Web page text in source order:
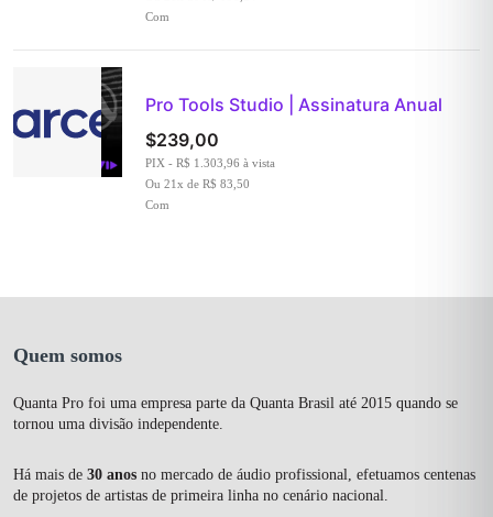
Com
Pro Tools Studio | Assinatura Anual
$239,00
PIX - R$ 1.303,96 à vista
Ou 21x de R$ 83,50
Com
Quem somos
Quanta Pro foi uma empresa parte da Quanta Brasil até 2015 quando se
tornou uma divisão independente.
Há mais de 30 anos no mercado de áudio profissional, efetuamos centenas
de projetos de artistas de primeira linha no cenário nacional.